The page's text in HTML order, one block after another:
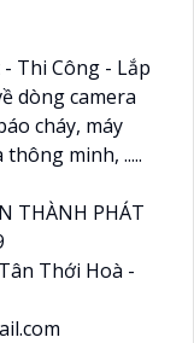
Thi Công - Lắp
dòng camera
cháy, máy
minh, .....
THÀNH PHÁT
Thới Hoà -